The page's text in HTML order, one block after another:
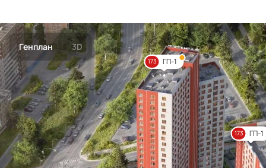
Генплан 3D
173 ГП-1
173 ГП-1